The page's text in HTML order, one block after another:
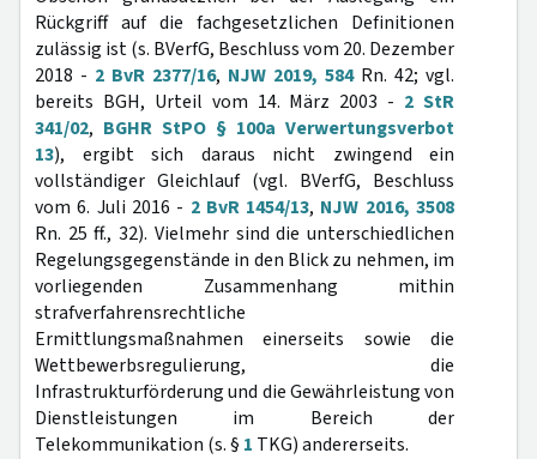
Rückgriff auf die fachgesetzlichen Definitionen
zulässig ist (s. BVerfG, Beschluss vom 20. Dezember
2018 - 2 BvR 2377/16, NJW 2019, 584Rn. 42; vgl.
bereits BGH, Urteil vom 14. März 2003 - 2 StR
341/02, BGHR StPO § 100a Verwertungsverbot
13), ergibt sich daraus nicht zwingend ein
vollständiger Gleichlauf (vgl. BVerfG, Beschluss
vom 6. Juli 2016 - 2 BvR 1454/13, NJW 2016, 3508
Rn. 25 ff., 32). Vielmehr sind die unterschiedlichen
Regelungsgegenstände in den Blick zu nehmen, im
vorliegenden Zusammenhang mithin
strafverfahrensrechtliche
Ermittlungsmaßnahmen einerseits sowie die
Wettbewerbsregulierung, die
Infrastrukturförderung und die Gewährleistung von
Dienstleistungen im Bereich der
Telekommunikation (s. § 1 TKG) andererseits.